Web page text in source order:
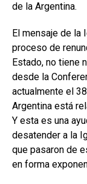
de la Argentina.
El mensaje de la
proceso de
Estado, no tiene
desde la
actualmente el
Argentina está
Y esta es una
desatender a la
que pasaron de
en forma